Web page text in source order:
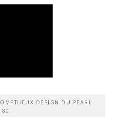
DESIGN DU PEARL
80